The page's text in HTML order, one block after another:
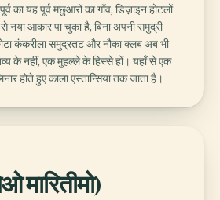
का यह पूर्व मछुआरों का गाँव, डिज़ाइन होटलों
नया आकार पा चुका है, बिना अपनी समुद्री
कंकरीला समुद्रतट और नौका क्लब अब भी
के नहीं, एक मुहल्ले के हिस्से हों। यहाँ से एक
होते हुए काला एस्तान्सिया तक जाता है।